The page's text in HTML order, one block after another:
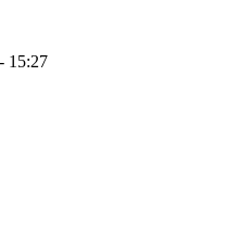
15:27